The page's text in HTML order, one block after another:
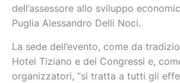
dell’assessore allo sviluppo
Puglia Alessandro Delli Noci.
La sede dell’evento, come da
Hotel Tiziano e dei Congressi e,
organizzatori, “si tratta a tutti gli